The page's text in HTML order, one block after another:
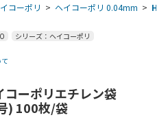
コーポリ > ヘイコーポリ 0.04mm >
シリーズ：ヘイコーポリ
コーポリエチレン袋
) 100枚/袋